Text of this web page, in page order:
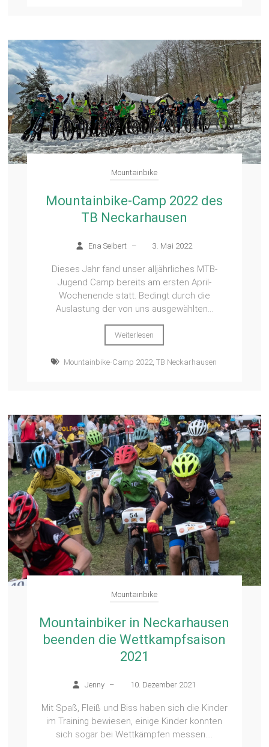
Mountainbike
Mountainbike-Camp 2022 des
TB Neckarhausen
Ena Seibert – 3. Mai 2022
Dieses Jahr fand unser alljährliches MTB-
Jugend Camp bereits am ersten April-
Wochenende statt. Bedingt durch die
Auslastung der von uns ausgewählten...
Weiterlesen
Mountainbike-Camp 2022,TB Neckarhausen
Mountainbike
Mountainbiker in Neckarhausen
beenden die Wettkampfsaison
2021
Jenny – 10. Dezember 2021
Mit Spaß, Fleiß und Biss haben sich die Kinder
im Training bewiesen, einige Kinder konnten
sich sogar bei Wettkämpfen messen....